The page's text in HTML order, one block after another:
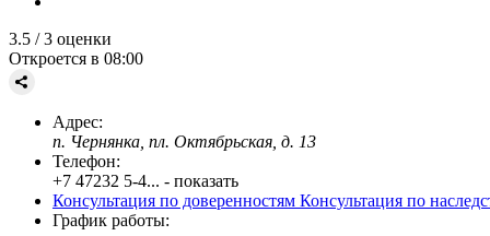
3.5 / 3 оценки
Откроется в 08:00
Адрес:
п. Чернянка, пл. Октябрьская, д. 13
Телефон:
+7 47232 5-4... - показать
Консультация по доверенностям Консультация по
График работы: